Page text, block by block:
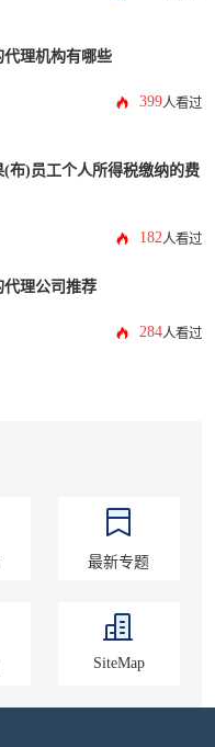
理机构有哪些
399人看过
布)员工个人所得税缴纳的费
182人看过
代理公司推荐
284人看过
最新专题
SiteMap